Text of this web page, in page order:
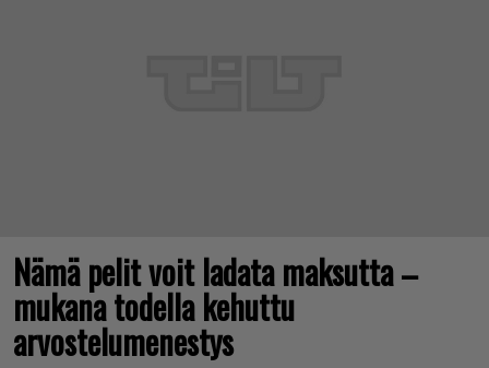
Nämä pelit voit ladata maksutta –
mukana todella kehuttu
arvostelumenestys